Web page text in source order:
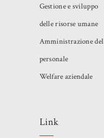
Gestione e sviluppo
delle risorse umane
Amministrazione del
personale
Welfare aziendale
Link